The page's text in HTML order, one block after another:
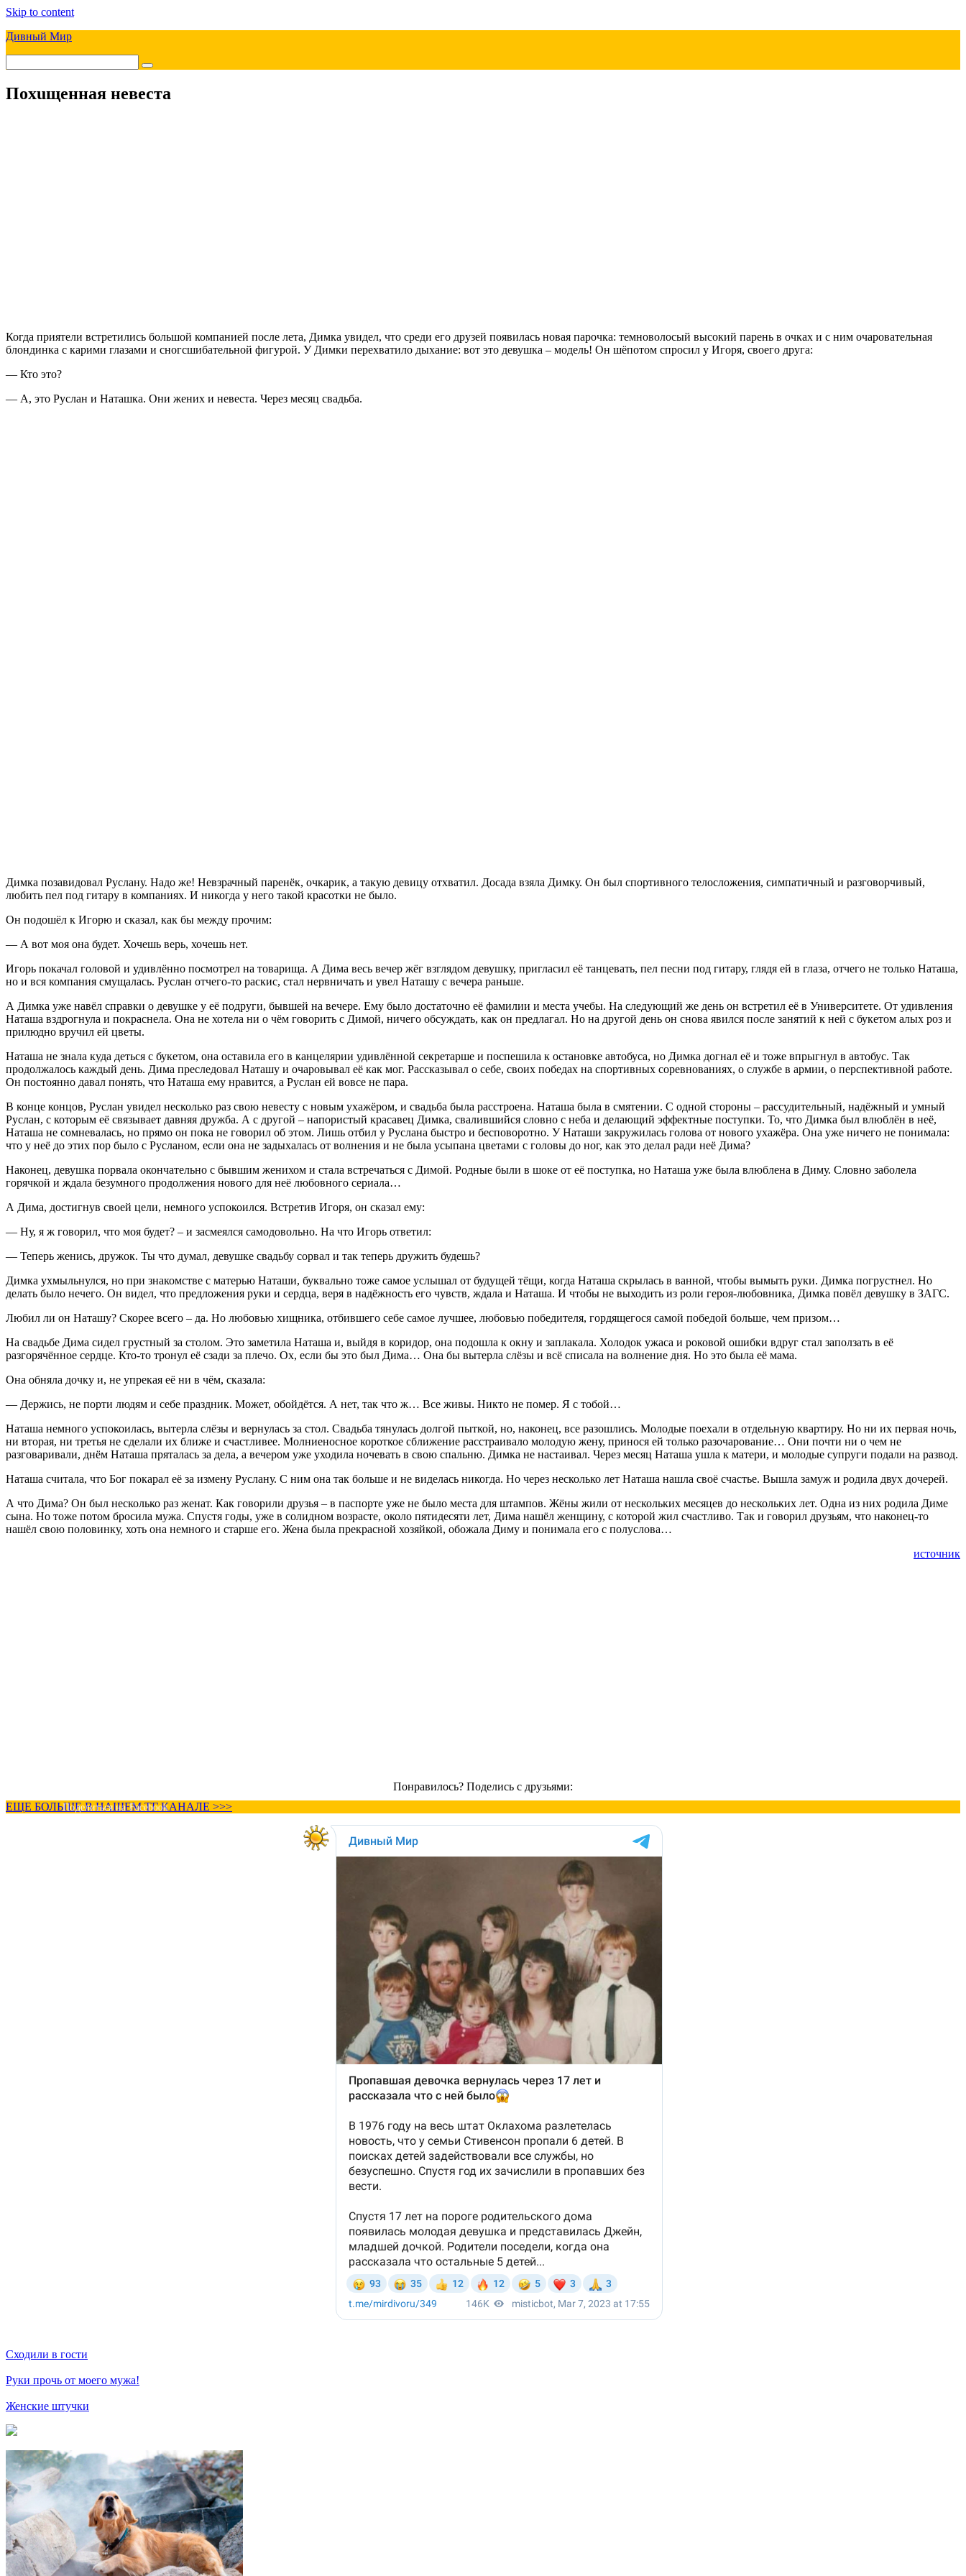
Skip to content
Дивный Мир
Поxuщенная невеста
Когда приятели встретились большой компанией после лета, Димка увидел, что среди его друзей появилась новая парочка: темноволосый высокий парень в очках и с ним очаровательная
блондинка с карими глазами и сногсшибательной фигурой. У Димки перехватило дыхание: вот это девушка – модель! Он шёпотом спросил у Игоря, своего друга:
— Кто это?
— А, это Руслан и Наташка. Они жених и невеста. Через месяц свадьба.
Димка позавидовал Руслану. Надо же! Невзрачный паренёк, очкарик, а такую девицу отхватил. Досада взяла Димку. Он был спортивного телосложения, симпатичный и разговорчивый,
любить пел под гитару в компаниях. И никогда у него такой красотки не было.
Он подошёл к Игорю и сказал, как бы между прочим:
— А вот моя она будет. Хочешь верь, хочешь нет.
Игорь покачал головой и удивлённо посмотрел на товарища. А Дима весь вечер жёг взглядом девушку, пригласил её танцевать, пел песни под гитару, глядя ей в глаза, отчего не только Наташа,
но и вся компания смущалась. Руслан отчего-то раскис, стал нервничать и увел Наташу с вечера раньше.
А Димка уже навёл справки о девушке у её подруги, бывшей на вечере. Ему было достаточно её фамилии и места учебы. На следующий же день он встретил её в Университете. От удивления
Наташа вздрогнула и покраснела. Она не хотела ни о чём говорить с Димой, ничего обсуждать, как он предлагал. Но на другой день он снова явился после занятий к ней с букетом алых роз и
прилюдно вручил ей цветы.
Наташа не знала куда деться с букетом, она оставила его в канцелярии удивлённой секретарше и поспешила к остановке автобуса, но Димка догнал её и тоже впрыгнул в автобус. Так
продолжалось каждый день. Дима преследовал Наташу и очаровывал её как мог. Рассказывал о себе, своих победах на спортивных соревнованиях, о службе в армии, о перспективной работе.
Он постоянно давал понять, что Наташа ему нравится, а Руслан ей вовсе не пара.
В конце концов, Руслан увидел несколько раз свою невесту с новым ухажёром, и свадьба была расстроена. Наташа была в смятении. С одной стороны – рассудительный, надёжный и умный
Руслан, с которым её связывает давняя дружба. А с другой – напористый красавец Димка, свалившийся словно с неба и делающий эффектные поступки. То, что Димка был влюблён в неё,
Наташа не сомневалась, но прямо он пока не говорил об этом. Лишь отбил у Руслана быстро и бесповоротно. У Наташи закружилась голова от нового ухажёра. Она уже ничего не понимала:
что у неё до этих пор было с Русланом, если она не задыхалась от волнения и не была усыпана цветами с головы до ног, как это делал ради неё Дима?
Наконец, девушка порвала окончательно с бывшим женихом и стала встречаться с Димой. Родные были в шоке от её поступка, но Наташа уже была влюблена в Диму. Словно заболела
горячкой и ждала безумного продолжения нового для неё любовного сериала…
А Дима, достигнув своей цели, немного успокоился. Встретив Игоря, он сказал ему:
— Ну, я ж говорил, что моя будет? – и засмеялся самодовольно. На что Игорь ответил:
— Теперь женись, дружок. Ты что думал, девушке свадьбу сорвал и так теперь дружить будешь?
Димка ухмыльнулся, но при знакомстве с матерью Наташи, буквально тоже самое услышал от будущей тёщи, когда Наташа скрылась в ванной, чтобы вымыть руки. Димка погрустнел. Но
делать было нечего. Он видел, что предложения руки и сердца, веря в надёжность его чувств, ждала и Наташа. И чтобы не выходить из роли героя-любовника, Димка повёл девушку в ЗАГС.
Любил ли он Наташу? Скорее всего – да. Но любовью хищника, отбившего себе самое лучшее, любовью победителя, гордящегося самой победой больше, чем призом…
На свадьбе Дима сидел грустный за столом. Это заметила Наташа и, выйдя в коридор, она подошла к окну и заплакала. Холодок ужаса и роковой ошибки вдруг стал заползать в её
разгорячённое сердце. Кто-то тронул её сзади за плечо. Ох, если бы это был Дима… Она бы вытерла слёзы и всё списала на волнение дня. Но это была её мама.
Она обняла дочку и, не упрекая её ни в чём, сказала:
— Держись, не порти людям и себе праздник. Может, обойдётся. А нет, так что ж… Все живы. Никто не помер. Я с тобой…
Наташа немного успокоилась, вытерла слёзы и вернулась за стол. Свадьба тянулась долгой пыткой, но, наконец, все разошлись. Молодые поехали в отдельную квартиру. Но ни их первая ночь,
ни вторая, ни третья не сделали их ближе и счастливее. Молниеносное короткое сближение расстраивало молодую жену, принося ей только разочарование… Они почти ни о чем не
разговаривали, днём Наташа пряталась за дела, а вечером уже уходила ночевать в свою спальню. Димка не настаивал. Через месяц Наташа ушла к матери, и молодые супруги подали на развод.
Наташа считала, что Бог покарал её за измену Руслану. С ним она так больше и не виделась никогда. Но через несколько лет Наташа нашла своё счастье. Вышла замуж и родила двух дочерей.
А что Дима? Он был несколько раз женат. Как говорили друзья – в паспорте уже не было места для штампов. Жёны жили от нескольких месяцев до нескольких лет. Одна из них родила Диме
сына. Но тоже потом бросила мужа. Спустя годы, уже в солидном возрасте, около пятидесяти лет, Дима нашёл женщину, с которой жил счастливо. Так и говорил друзьям, что наконец-то
нашёл свою половинку, хоть она немного и старше его. Жена была прекрасной хозяйкой, обожала Диму и понимала его с полуслова…
источник
Понравилось? Поделись с друзьями:
ЕЩЕ БОЛЬШЕ В НАШЕМ ТГ КАНАЛЕ >>>
Сходили в гости
Руки прочь от моего мужа!
Женские штучки